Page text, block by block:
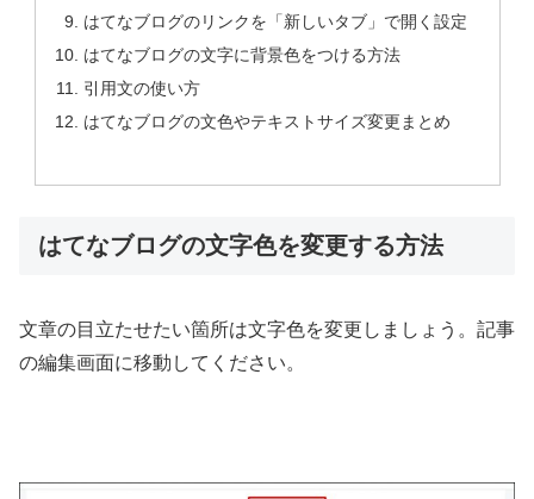
はてなブログのリンクを「新しいタブ」で開く設定
はてなブログの文字に背景色をつける方法
引用文の使い方
はてなブログの文色やテキストサイズ変更まとめ
はてなブログの文字色を変更する方法
文章の目立たせたい箇所は文字色を変更しましょう。記事
の編集画面に移動してください。